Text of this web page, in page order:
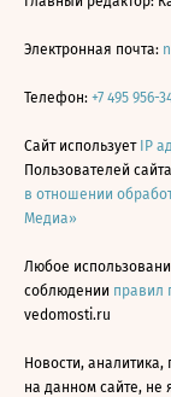
Электронная почта:
Телефон: +7 495 956-
Сайт использует IP
Пользователей
в отношении
Медиа»
Любое
соблюдении правил
vedomosti.ru
Новости,
на данном сайте, не